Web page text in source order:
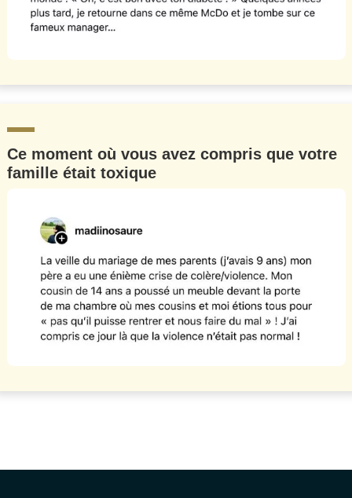
Ce moment où vous avez compris que votre
famille était toxique